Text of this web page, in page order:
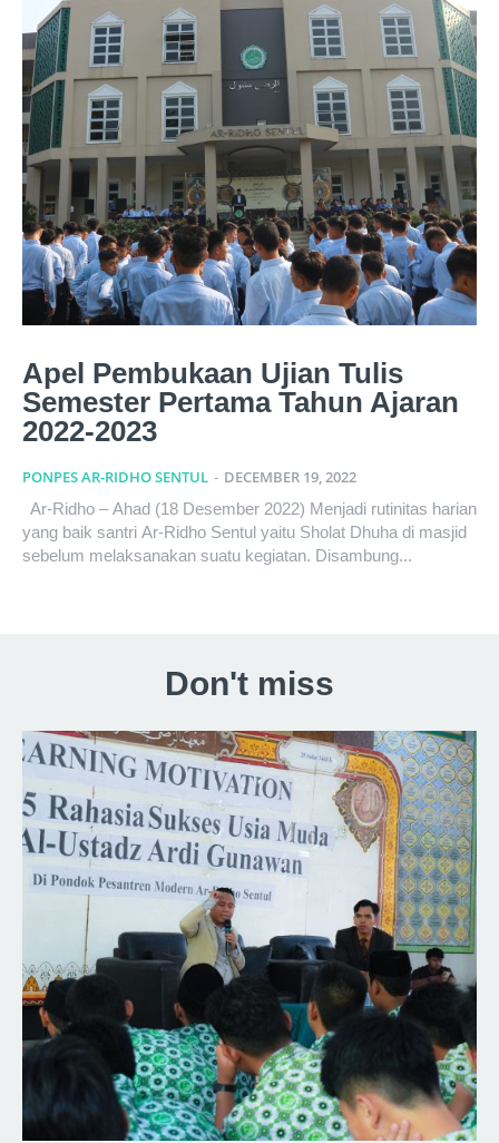
Apel Pembukaan Ujian Tulis
Semester Pertama Tahun Ajaran
2022-2023
PONPES AR-RIDHO SENTUL - DECEMBER 19, 2022
Ar-Ridho – Ahad (18 Desember 2022) Menjadi rutinitas harian
yang baik santri Ar-Ridho Sentul yaitu Sholat Dhuha di masjid
sebelum melaksanakan suatu kegiatan. Disambung...
Don't miss